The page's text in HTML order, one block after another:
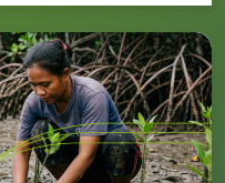
indisturbati una vita
particolarmente calma
e celata, eppure ancora
scalpitante e desiderosa
di tempi migliori. Alle
latitudini italiane, molte
categorie della